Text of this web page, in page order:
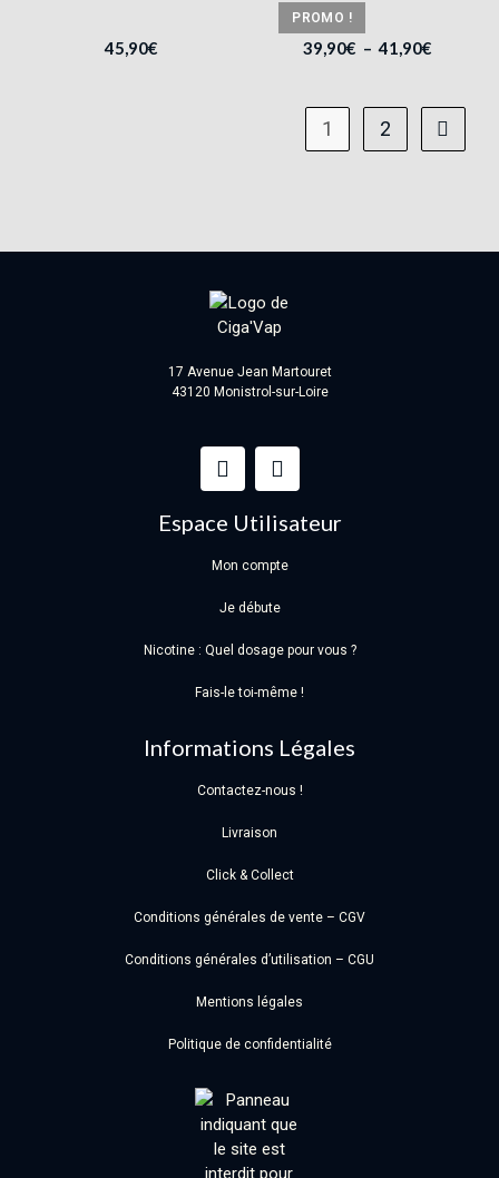
45,90€
PROMO !
39,90€ – 41,90€
1 2
17 Avenue Jean Martouret
43120 Monistrol-sur-Loire
Espace Utilisateur
Mon compte
Je débute
Nicotine : Quel dosage pour vous ?
Fais-le toi-même !
Informations Légales
Contactez-nous !
Livraison
Click & Collect
Conditions générales de vente – CGV
Conditions générales d’utilisation – CGU
Mentions légales
Politique de confidentialité